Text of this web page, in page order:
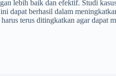
lebih baik dan efektif. Studi
dapat berhasil dalam
terus ditingkatkan agar dapat